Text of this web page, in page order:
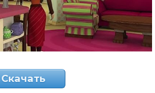
Скачать